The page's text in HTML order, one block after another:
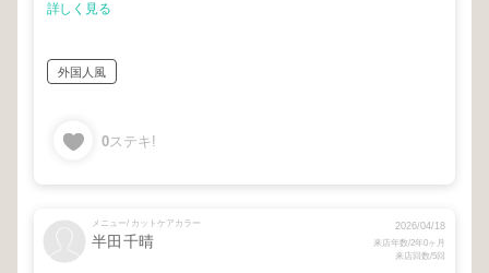
詳しく見る
外国人風
0ステキ!
メニュー/ カットケアカラー
半田千晴
2026/04/18
来店年数/2年0ヶ月
来店回数/5回